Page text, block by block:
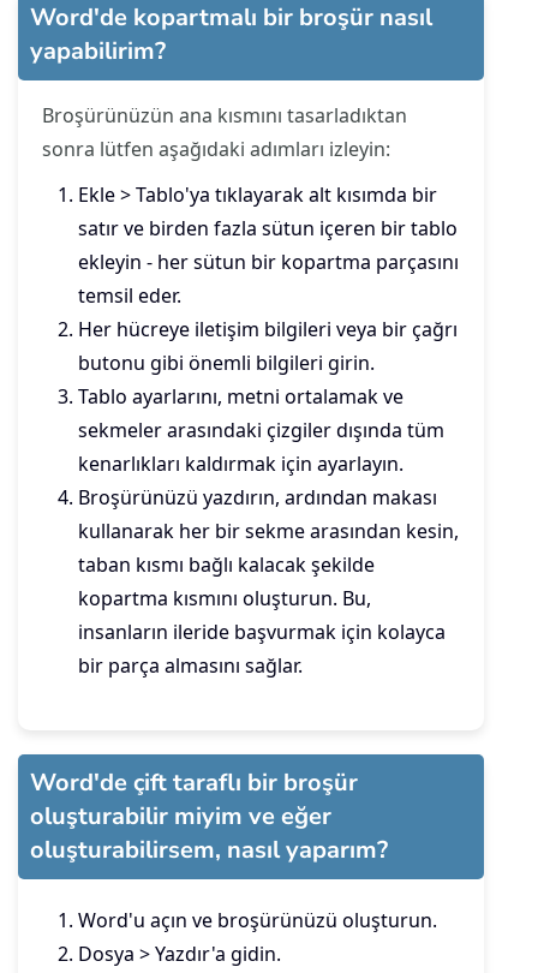
Word'de kopartmalı bir broşür nasıl
yapabilirim?
Broşürünüzün ana kısmını tasarladıktan
sonra lütfen aşağıdaki adımları izleyin:
Ekle > Tablo'ya tıklayarak alt kısımda bir
satır ve birden fazla sütun içeren bir tablo
ekleyin - her sütun bir kopartma parçasını
temsil eder.
Her hücreye iletişim bilgileri veya bir çağrı
butonu gibi önemli bilgileri girin.
Tablo ayarlarını, metni ortalamak ve
sekmeler arasındaki çizgiler dışında tüm
kenarlıkları kaldırmak için ayarlayın.
Broşürünüzü yazdırın, ardından makası
kullanarak her bir sekme arasından kesin,
taban kısmı bağlı kalacak şekilde
kopartma kısmını oluşturun. Bu,
insanların ileride başvurmak için kolayca
bir parça almasını sağlar.
Word'de çift taraflı bir broşür
oluşturabilir miyim ve eğer
oluşturabilirsem, nasıl yaparım?
Word'u açın ve broşürünüzü oluşturun.
Dosya > Yazdır'a gidin.